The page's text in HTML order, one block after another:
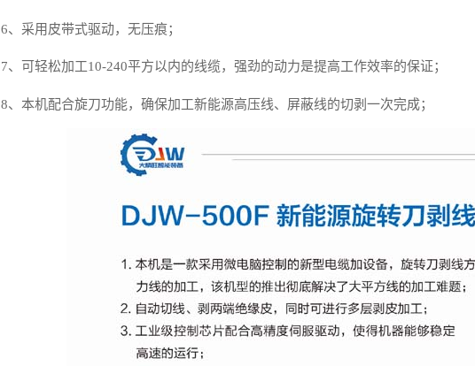
6、采用皮带式驱动，无压痕；
7、可轻松加工10-240平方以内的线缆，强劲的动力是提高工作效率的保证；
8、本机配合旋刀功能，确保加工新能源高压线、屏蔽线的切剥一次完成；